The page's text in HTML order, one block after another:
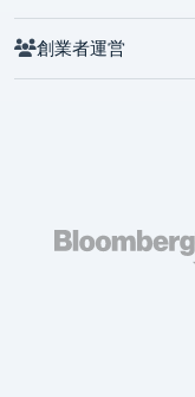
創業者運営